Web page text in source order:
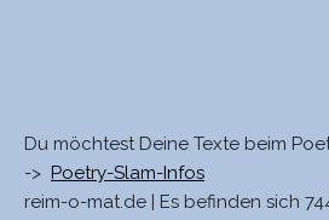
Du möchtest Deine Texte beim
-> Poetry-Slam-Infos
reim-o-mat.de | Es befinden sich